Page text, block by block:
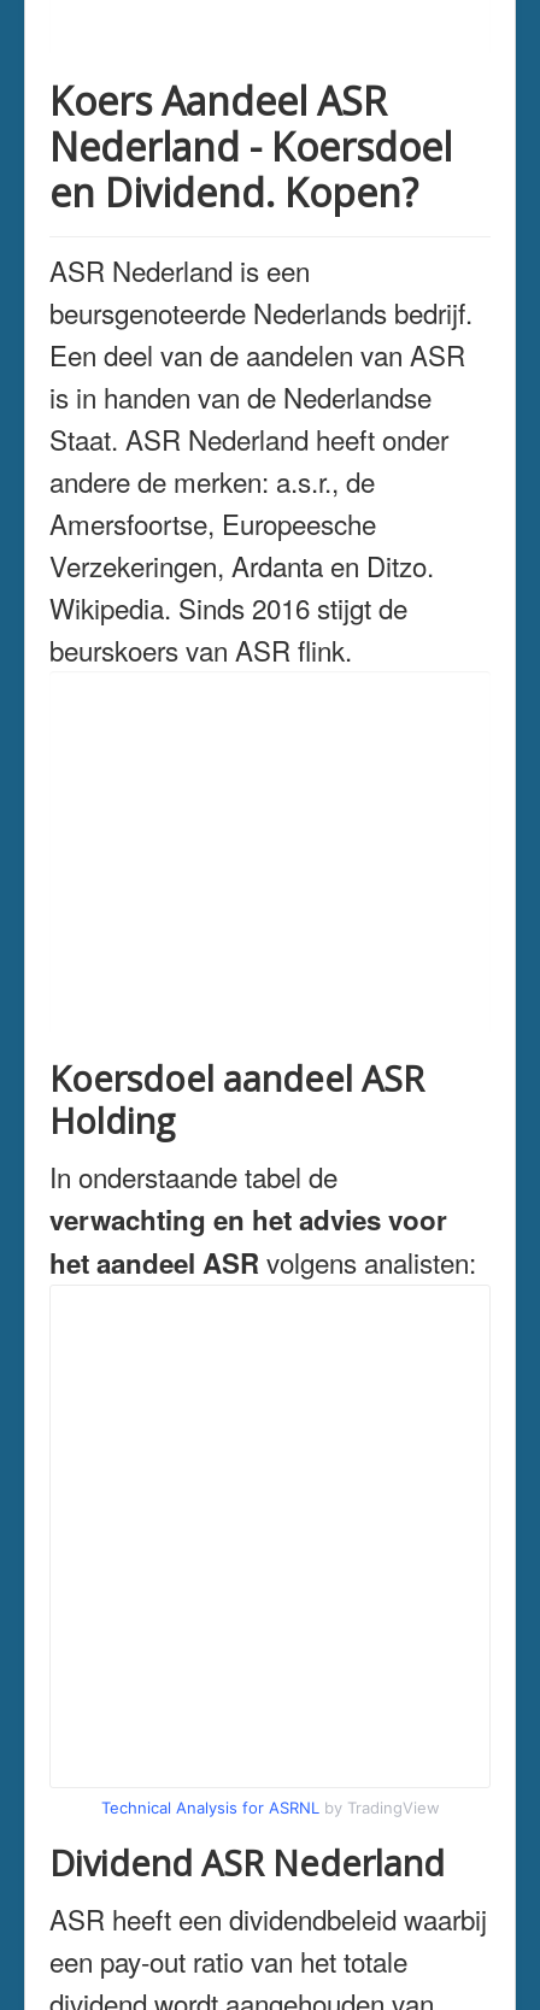
Koers Aandeel ASR
Nederland - Koersdoel
en Dividend. Kopen?
ASR Nederland is een
beursgenoteerde Nederlands bedrijf.
Een deel van de aandelen van ASR
is in handen van de Nederlandse
Staat. ASR Nederland heeft onder
andere de merken: a.s.r., de
Amersfoortse, Europeesche
Verzekeringen, Ardanta en Ditzo.
Wikipedia. Sinds 2016 stijgt de
beurskoers van ASR flink.
Koersdoel aandeel ASR
Holding
In onderstaande tabel de
verwachting en het advies voor
het aandeel ASR volgens analisten:
Technical Analysis for ASRNLby TradingView
Dividend ASR Nederland
ASR heeft een dividendbeleid waarbij
een pay-out ratio van het totale